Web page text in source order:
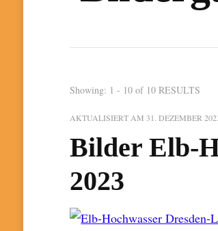
Showing: 1 - 10 of 10 RESULTS
AKTUALISIERT AM 31. DEZEMBER
Bilder Elb-
2023